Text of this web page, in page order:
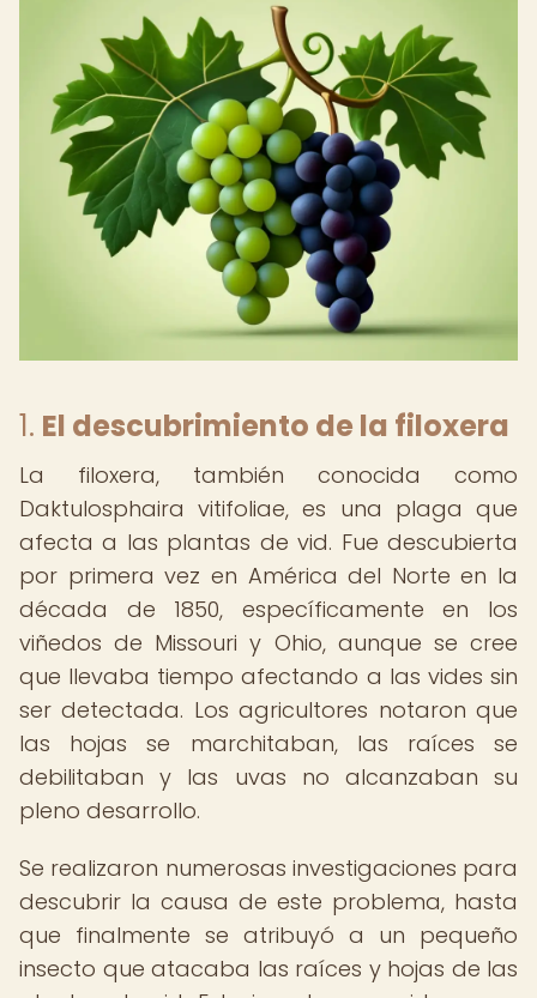
1. El descubrimiento de la filoxera
La filoxera, también conocida como
Daktulosphaira vitifoliae, es una plaga que
afecta a las plantas de vid. Fue descubierta
por primera vez en América del Norte en la
década de 1850, específicamente en los
viñedos de Missouri y Ohio, aunque se cree
que llevaba tiempo afectando a las vides sin
ser detectada. Los agricultores notaron que
las hojas se marchitaban, las raíces se
debilitaban y las uvas no alcanzaban su
pleno desarrollo.
Se realizaron numerosas investigaciones para
descubrir la causa de este problema, hasta
que finalmente se atribuyó a un pequeño
insecto que atacaba las raíces y hojas de las